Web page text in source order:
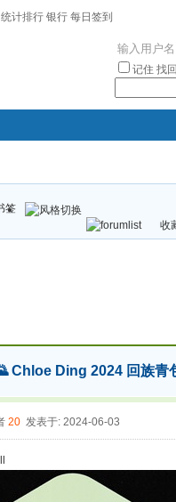
统计排行 银行 每日签到
记住 找
签
收
Chloe Ding 2024 回族青
20 发表于: 2024-06-03